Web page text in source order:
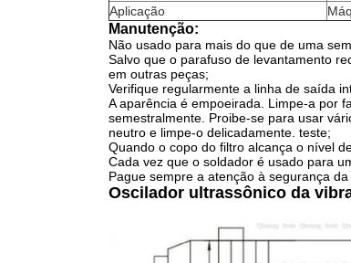
Aplicação
Manutenção:
Não usado para mais do que de uma
Salvo que o parafuso de levantamento
em outras peças;
Verifique regularmente a linha de saída
A aparência é empoeirada. Limpe-a por
semestralmente. Proibe-se para usar
neutro e limpe-o delicadamente. teste;
Quando o copo do filtro alcança o nível
Cada vez que o soldador é usado para
Pague sempre a atenção à segurança
Oscilador ultrassônico da